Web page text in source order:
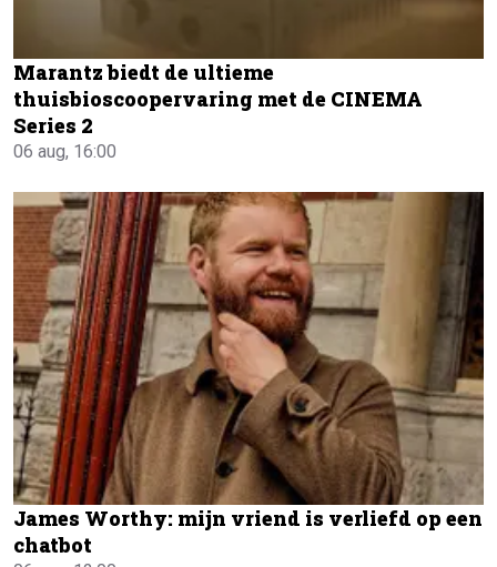
Marantz biedt de ultieme
thuisbioscoopervaring met de CINEMA
Series 2
06 aug, 16:00
James Worthy: mijn vriend is verliefd op een
chatbot